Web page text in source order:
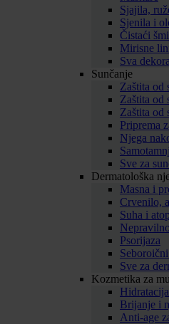
Sjajila,
Sjenila i
Čistaći
Mirisne
Sva
Sunčanje
Zaštita od
Zaštita od
Zaštita od
Priprema
Njega
Sve za
Dermatološka
Masna i
Crvenilo,
Suha i
Psorijaza
Sve za
Kozmetika za
Brijanje i
Anti-age